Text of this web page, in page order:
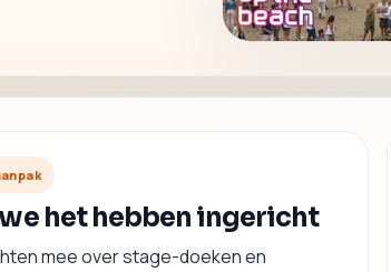
het hebben ingericht
mee over stage-doeken en